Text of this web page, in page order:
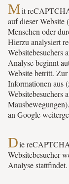
Mit
auf dieser
Menschen oder
Hierzu analysiert
Websitebesuchers
Analyse beginnt
Website betritt.
Informationen aus
Websitebesuchers
an Google
Die
Websitebesucher
Analyse stattfindet.